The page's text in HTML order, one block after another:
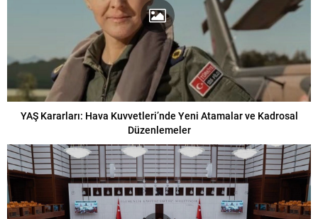
YAŞ Kararları: Hava Kuvvetleri’nde Yeni Atamalar ve Kadrosal
Düzenlemeler